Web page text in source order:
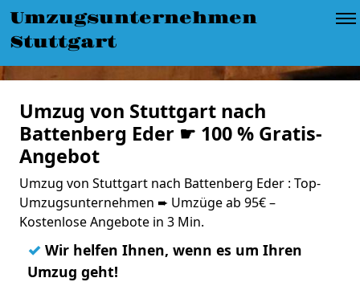
Umzugsunternehmen
Stuttgart
Umzug von Stuttgart nach
Battenberg Eder ☛ 100 % Gratis-
Angebot
Umzug von Stuttgart nach Battenberg Eder : Top-
Umzugsunternehmen ➨ Umzüge ab 95€ –
Kostenlose Angebote in 3 Min.
✓ Wir helfen Ihnen, wenn es um Ihren
Umzug geht!